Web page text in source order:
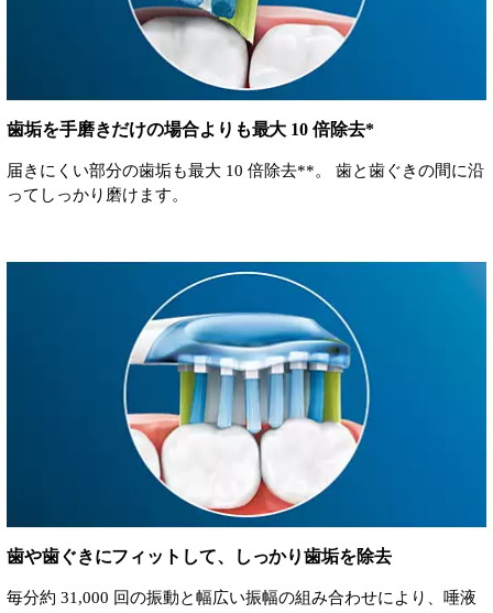
歯垢を手磨きだけの場合よりも最大 10 倍除去*
届きにくい部分の歯垢も最大 10 倍除去**。 歯と歯ぐきの間に沿
ってしっかり磨けます。
歯や歯ぐきにフィットして、しっかり歯垢を除去
毎分約 31,000 回の振動と幅広い振幅の組み合わせにより、唾液